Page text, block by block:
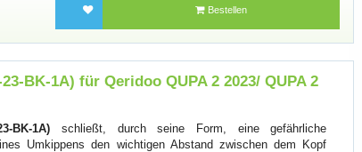
Bestellen
BK-1A) für Qeridoo QUPA 2 2023/ QUPA 2
BK-1A) schließt, durch seine Form, eine gefährliche
Umkippens den wichtigen Abstand zwischen dem Kopf